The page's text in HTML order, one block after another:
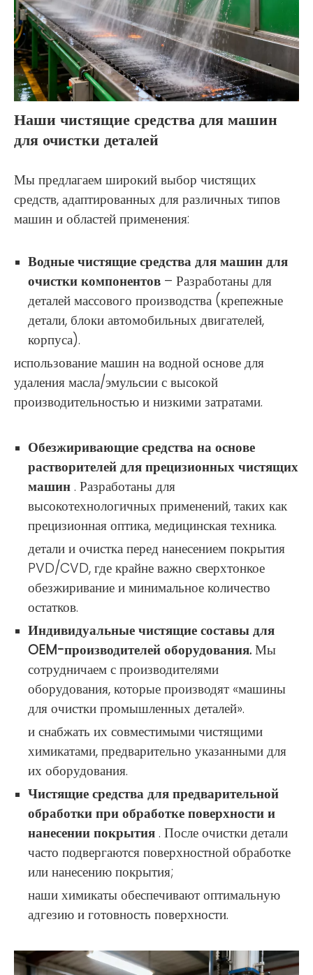
Наши чистящие средства для машин
для очистки деталей
Мы предлагаем широкий выбор чистящих
средств, адаптированных для различных типов
машин и областей применения:
Водные чистящие средства для машин для
очистки компонентов – Разработаны для
деталей массового производства (крепежные
детали, блоки автомобильных двигателей,
корпуса).
использование машин на водной основе для
удаления масла/эмульсии с высокой
производительностью и низкими затратами.
Обезжиривающие средства на основе
растворителей для прецизионных чистящих
машин. Разработаны для
высокотехнологичных применений, таких как
прецизионная оптика, медицинская техника.
детали и очистка перед нанесением покрытия
PVD/CVD, где крайне важно сверхтонкое
обезжиривание и минимальное количество
остатков.
Индивидуальные чистящие составы для
OEM-производителей оборудования.Мы
сотрудничаем с производителями
оборудования, которые производят «машины
для очистки промышленных деталей».
и снабжать их совместимыми чистящими
химикатами, предварительно указанными для
их оборудования.
Чистящие средства для предварительной
обработки при обработке поверхности и
нанесении покрытия. После очистки детали
часто подвергаются поверхностной обработке
или нанесению покрытия;
наши химикаты обеспечивают оптимальную
адгезию и готовность поверхности.